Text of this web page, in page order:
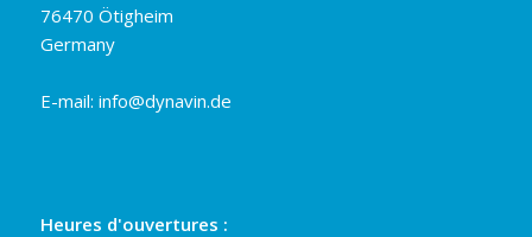
76470 Ötigheim
Germany
E-mail: info@dynavin.de
Heures d'ouvertures :